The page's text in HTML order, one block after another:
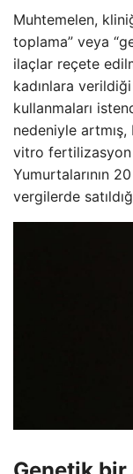
Muhtemelen,
toplama” veya
ilaçlar reçete
kadınlara
kullanmaları
nedeniyle artmış,
vitro fertilizasyon
Yumurtalarının
vergilerde